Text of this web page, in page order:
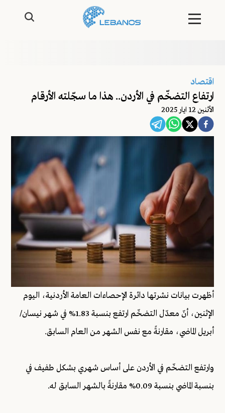
اقتصاد
ارتفاع التضخّم في الأردن.. هذا ما سجّلته الأرقام
اﻷثنين 12 ايار 2025
أظهرت بيانات نشرتها دائرة الإحصاءات العامة الأردنية، اليوم
الإثنين، أنّ معدّل التضخّم ارتفع بنسبة 1.83% في شهر نيسان/
أبريل الماضي، مقارنةً مع نفس الشهر من العام السابق.
وارتفع التضخّم في الأردن على أساس شهري بشكل طفيف في
بنسبة الماضي بنسبة 0.09% مقارنةً بالشهر السابق له.